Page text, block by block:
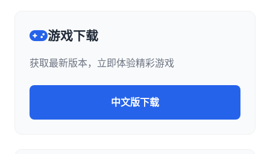
游戏下载
获取最新版本，立即体验精彩游戏
中文版下载